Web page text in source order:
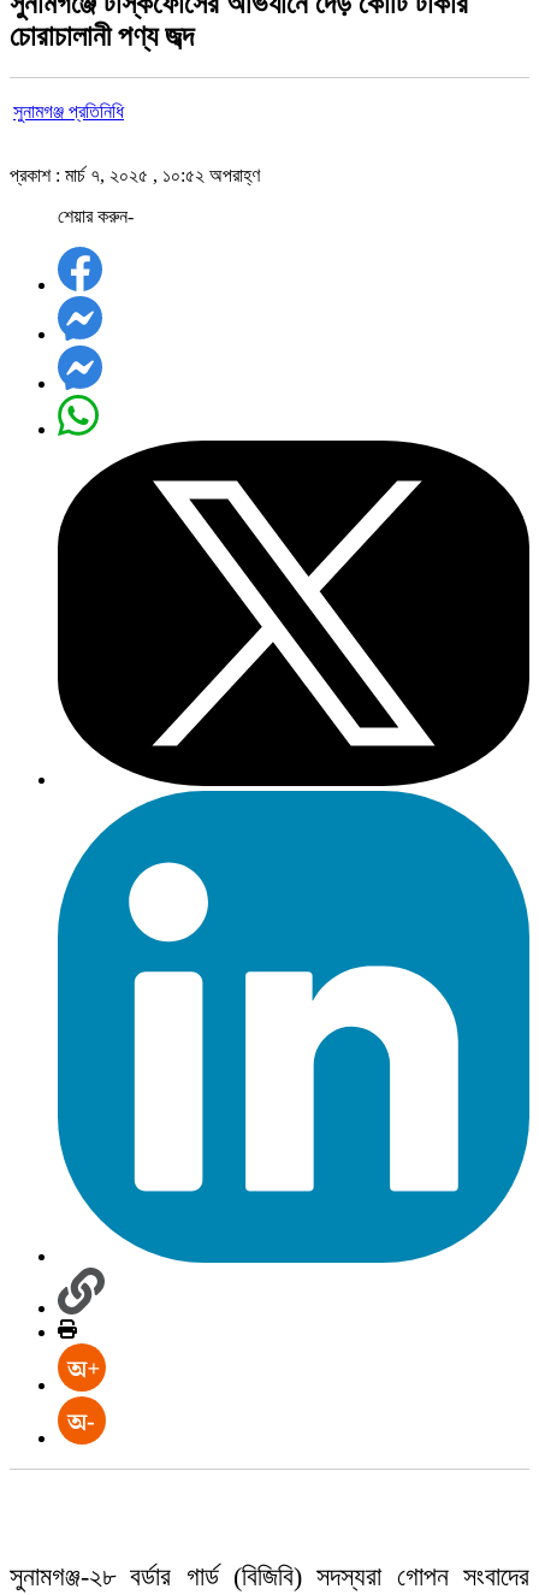
চোরাচালানী পণ্য জব্দ
সুনামগঞ্জ প্রতিনিধি
প্রকাশ : মার্চ ৭, ২০২৫ , ১০:৫২ অপরাহ্ণ
শেয়ার করুন-
সুনামগঞ্জ-২৮ বর্ডার গার্ড (বিজিবি) সদস্যরা গোপন সংবাদের